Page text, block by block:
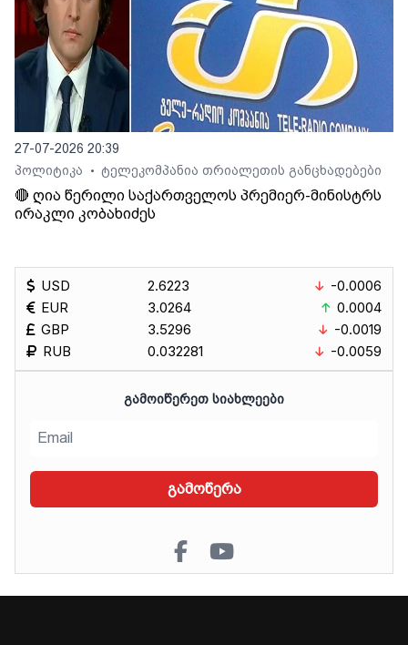
27-07-2026 20:39
პოლიტიკა
• ტელეკომპანია თრიალეთის განცხადებები
🔴 ღია წერილი საქართველოს პრემიერ-მინისტრს
ირაკლი კობახიძეს
USD
EUR
GBP
RUB
2.6223
3.0264
3.5296
0.032281
-0.0006
0.0004
-0.0019
-0.0059
ᲒᲐᲛᲝᲘᲬᲔᲠᲔᲗ ᲡᲘᲐᲮᲚᲔᲔᲑᲘ
გამოწერა